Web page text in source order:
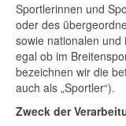
Sportlerinnen und
oder des
sowie nationalen
egal ob im
bezeichnen wir die
auch als „Sportler“).
Zweck der